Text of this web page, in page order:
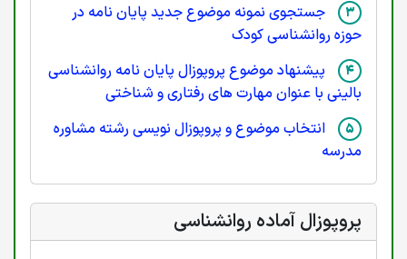
جستجوی نمونه موضوع جدید پایان نامه در
حوزه روانشناسی کودک
پیشنهاد موضوع پروپوزال پایان نامه روانشناسی
بالینی با عنوان مهارت های رفتاری و شناختی
انتخاب موضوع و پروپوزال نویسی رشته مشاوره
مدرسه
پروپوزال آماده روانشناسی